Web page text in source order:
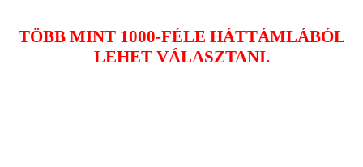
TÖBB MINT 1000-FÉLE HÁTTÁMLÁBÓL
LEHET VÁLASZTANI.